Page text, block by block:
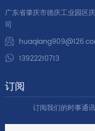
广东省肇庆市德庆工业园区
司
13922210713
订阅
订阅我们的时事通讯